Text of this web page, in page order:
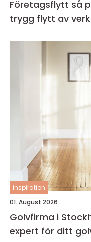
Företagsflytt så planerar du en smidig och
trygg flytt av
inspiration
01. August 2026
Golvfirma i
expert för ditt